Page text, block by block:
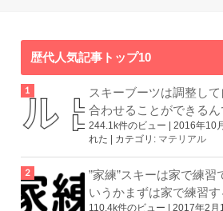
歴代人気記事トップ10
スキーブーツは調整し
合わせることができるん
244.1k件のビュー
2016年10
れた
カテゴリ: マテリアル
”家練”スキーは家で練習
いうかまずは家で練習
110.4k件のビュー 2017年2月